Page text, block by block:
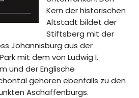
Kern der historischen
Altstadt bildet der
Stiftsberg mit der
Johannisburg aus der
mit dem von Ludwig I.
und der Englische
gehören ebenfalls zu den
Aschaffenburgs.